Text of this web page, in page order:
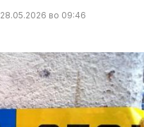
28.05.2026 во 09:46